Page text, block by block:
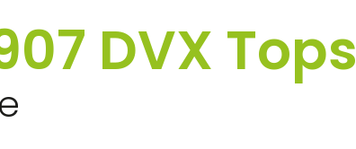
DVX Tops